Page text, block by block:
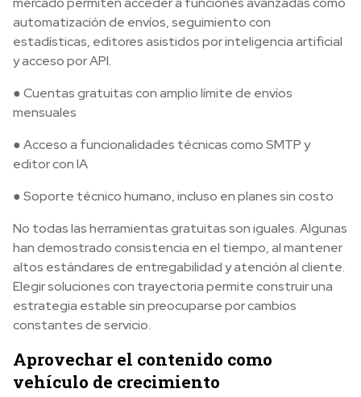
automatización de envíos, seguimiento con
estadísticas, editores asistidos por inteligencia artificial
y acceso por API.
● Cuentas gratuitas con amplio límite de envíos
mensuales
● Acceso a funcionalidades técnicas como SMTP y
editor con IA
● Soporte técnico humano, incluso en planes sin costo
No todas las herramientas gratuitas son iguales. Algunas
han demostrado consistencia en el tiempo, al mantener
altos estándares de entregabilidad y atención al cliente.
Elegir soluciones con trayectoria permite construir una
estrategia estable sin preocuparse por cambios
constantes de servicio.
Aprovechar el contenido como
vehículo de crecimiento